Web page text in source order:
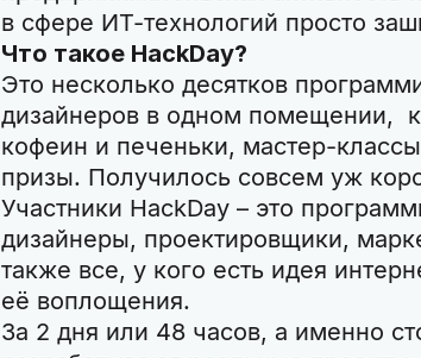
в сфере ИТ-технологий просто
Что такое HackDay?
Это несколько десятков
дизайнеров в одном помещении,
кофеин и печеньки, мастер-
призы. Получилось совсем уж
Участники HackDay – это
дизайнеры, проектировщики,
также все, у кого есть идея
её воплощения.
За 2 дня или 48 часов, а именно